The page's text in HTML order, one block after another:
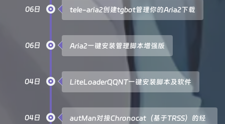
06日 tele-aria2创建tgbot管理你的Aria2下载
06日 Aria2一键安装管理脚本增强版
04日 LiteLoaderQQNT一键安装脚本及软件
04日
autMan对接Chronocat（基于TRSS）的经